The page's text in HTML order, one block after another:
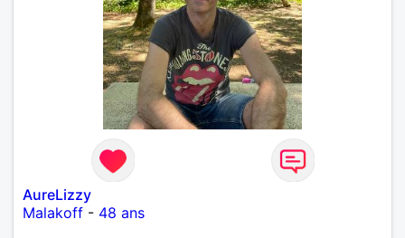
AureLizzy
Malakoff - 48 ans